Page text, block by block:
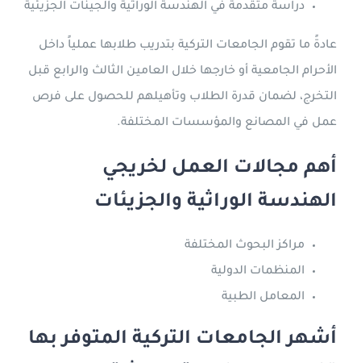
دراسة متقدمة في الهندسة الوراثية والجينات الجزيئية
عادةً ما تقوم الجامعات التركية بتدريب طلابها عملياً داخل
الأحرام الجامعية أو خارجها خلال العامين الثالث والرابع قبل
التخرج، لضمان قدرة الطلاب وتأهيلهم للحصول على فرص
عمل في المصانع والمؤسسات المختلفة.
أهم مجالات العمل لخريجي
الهندسة الوراثية والجزيئات
مراكز البحوث المختلفة
المنظمات الدولية
المعامل الطبية
أشهر الجامعات التركية المتوفر بها